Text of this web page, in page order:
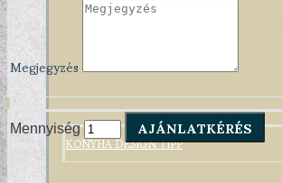
KONYHA DESIGN TIPP
Megjegyzés
Mennyiség AJÁNLATKÉRÉS